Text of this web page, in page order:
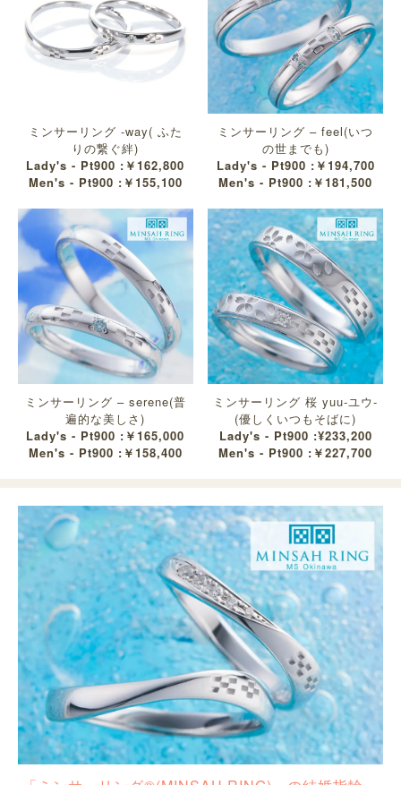
ミンサーリング -way( ふた
りの繋ぐ絆)
Lady's - Pt900 :￥162,800
Men's - Pt900 :￥155,100
ミンサーリング – feel(いつ
の世までも)
Lady's - Pt900 :￥194,700
Men's - Pt900 :￥181,500
ミンサーリング – serene(普
遍的な美しさ)
Lady's - Pt900 :￥165,000
Men's - Pt900 :￥158,400
ミンサーリング 桜 yuu-ユウ-
(優しくいつもそばに)
Lady's - Pt900 :¥233,200
Men's - Pt900 :￥227,700